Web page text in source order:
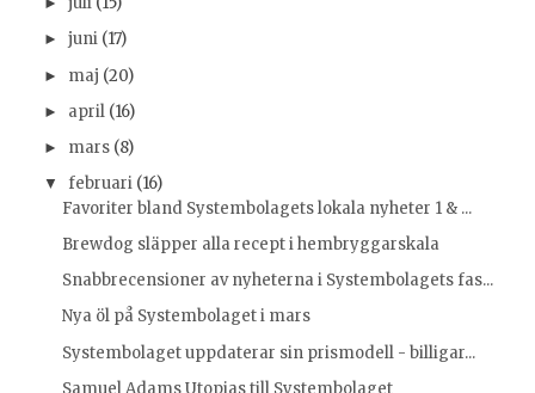
► juni (17)
► maj (20)
► april (16)
► mars (8)
▼ februari (16)
Favoriter bland Systembolagets lokala nyheter 1 & ...
Brewdog släpper alla recept i hembryggarskala
Snabbrecensioner av nyheterna i Systembolagets fas...
Nya öl på Systembolaget i mars
Systembolaget uppdaterar sin prismodell - billigar...
Samuel Adams Utopias till Systembolaget